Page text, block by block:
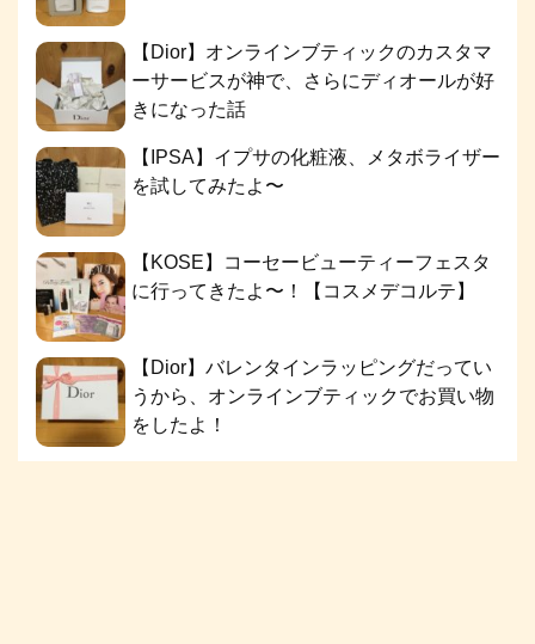
【Dior】オンラインブティックのカスタマ
ーサービスが神で、さらにディオールが好
きになった話
【IPSA】イプサの化粧液、メタボライザー
を試してみたよ〜
【KOSE】コーセービューティーフェスタ
に行ってきたよ〜！【コスメデコルテ】
【Dior】バレンタインラッピングだってい
うから、オンラインブティックでお買い物
をしたよ！